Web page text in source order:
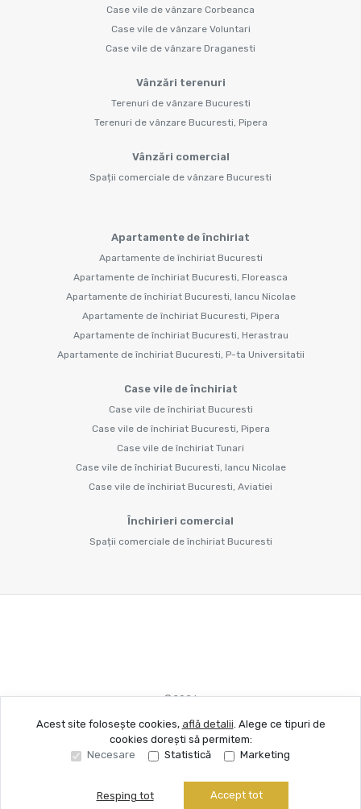
Case vile de vânzare Corbeanca
Case vile de vânzare Voluntari
Case vile de vânzare Draganesti
Vânzări terenuri
Terenuri de vânzare Bucuresti
Terenuri de vânzare Bucuresti, Pipera
Vânzări comercial
Spații comerciale de vânzare Bucuresti
Apartamente de închiriat
Apartamente de închiriat Bucuresti
Apartamente de închiriat Bucuresti, Floreasca
Apartamente de închiriat Bucuresti, Iancu Nicolae
Apartamente de închiriat Bucuresti, Pipera
Apartamente de închiriat Bucuresti, Herastrau
Apartamente de închiriat Bucuresti, P-ta Universitatii
Case vile de închiriat
Case vile de închiriat Bucuresti
Case vile de închiriat Bucuresti, Pipera
Case vile de închiriat Tunari
Case vile de închiriat Bucuresti, Iancu Nicolae
Case vile de închiriat Bucuresti, Aviatiei
Închirieri comercial
Spații comerciale de închiriat Bucuresti
©2026
Site creat în
Acest site folosește cookies, află detalii. Alege ce tipuri de
cookies dorești să permitem:
Necesare
Statistică Marketing
Resping tot Accept tot